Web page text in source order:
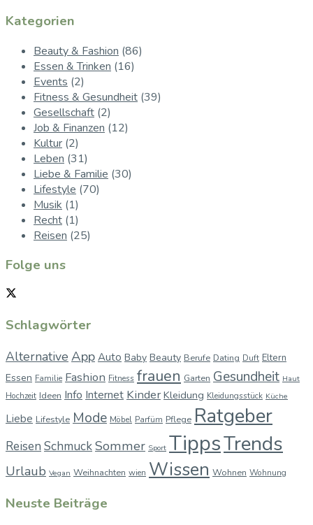
Kategorien
Beauty & Fashion (86)
Essen & Trinken (16)
Events (2)
Fitness & Gesundheit (39)
Gesellschaft (2)
Job & Finanzen (12)
Kultur (2)
Leben (31)
Liebe & Familie (30)
Lifestyle (70)
Musik (1)
Recht (1)
Reisen (25)
Folge uns
Schlagwörter
Alternative App Auto Baby Beauty Berufe Dating Duft Eltern
Essen Familie Fashion Fitness frauen Garten Gesundheit Haut
Hochzeit Ideen Info Internet Kinder Kleidung Kleidungsstück Küche
Liebe Lifestyle Mode Möbel Parfüm Pflege Ratgeber
Reisen SchmuckSommer Sport TippsTrends
Urlaub Vegan Weihnachten wien Wissen Wohnen Wohnung
Neuste Beiträge